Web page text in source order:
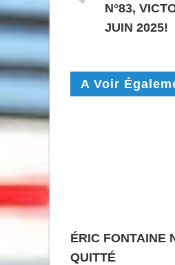
N°83,
JUIN 2025!
A Voir
ÉRIC FONTAINE
QUITTÉ